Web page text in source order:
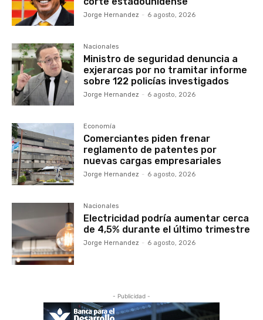
Jorge Hernandez - 6 agosto, 2026
Nacionales
Ministro de seguridad denuncia a
exjerarcas por no tramitar informe
sobre 122 policías investigados
Jorge Hernandez - 6 agosto, 2026
Economía
Comerciantes piden frenar
reglamento de patentes por
nuevas cargas empresariales
Jorge Hernandez - 6 agosto, 2026
Nacionales
Electricidad podría aumentar cerca
de 4,5% durante el último trimestre
Jorge Hernandez - 6 agosto, 2026
- Publicidad -